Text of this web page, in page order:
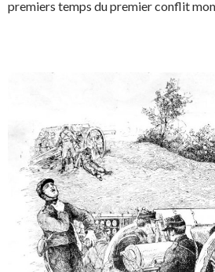
premiers temps du premier conflit